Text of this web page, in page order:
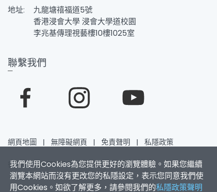
我們使用Cookies為您提供更好的瀏覽體驗。如果您繼續
瀏覽本網站而沒有更改您的私隱設定，表示您同意我們使
用Cookies。如欲了解更多，請參閱我們的私隱政策聲明
地址:
九龍塘禧福道5號
香港浸會大學 浸會大學道校園
李兆基傳理視藝樓10樓1025室
聯繫我們
網頁地圖 | 無障礙網頁 | 免責聲明 | 私隱政策
香港浸會大學 版權所有 © 2026